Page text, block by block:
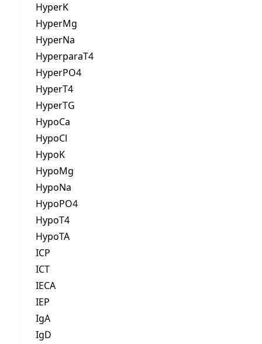
HyperK
HyperMg
HyperNa
HyperparaT4
HyperPO4
HyperT4
HyperTG
HypoCa
HypoCl
HypoK
HypoMg
HypoNa
HypoPO4
HypoT4
HypoTA
ICP
ICT
IECA
IEP
IgA
IgD